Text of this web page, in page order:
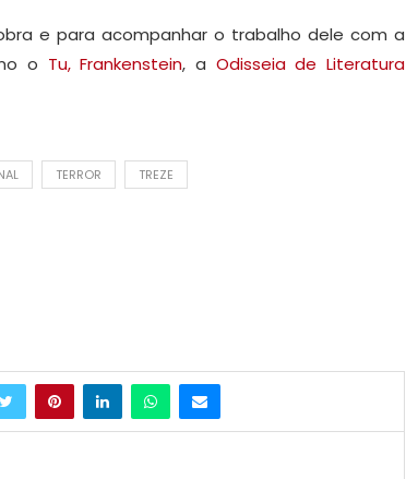
e para acompanhar o trabalho dele com a
o Tu, Frankenstein, a Odisseia de Literatura
TERROR TREZE